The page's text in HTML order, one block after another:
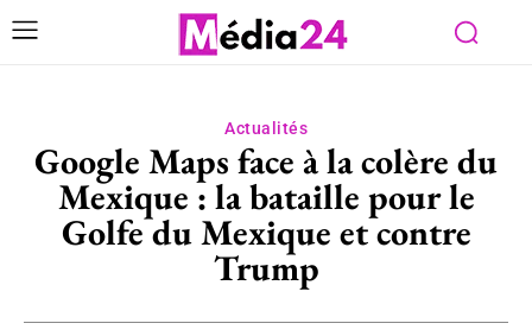
Actualités
Google Maps face à la colère du
Mexique : la bataille pour le
Golfe du Mexique et contre
Trump